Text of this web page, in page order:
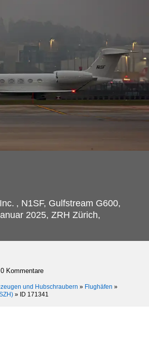
, N1SF, Gulfstream G600,
2025, ZRH Zürich,
Kommentare
und Hubschraubern » Flughäfen »
» ID 171341